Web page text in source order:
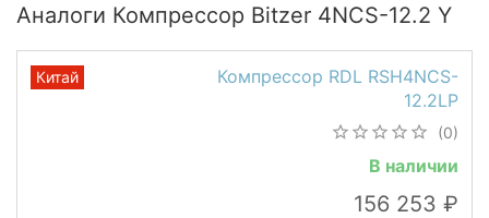
Аналоги Компрессор Bitzer 4NCS-12.2 Y
Компрессор RDL RSH4NCS-
12.2LP
(0)
В наличии
156 253
Китай